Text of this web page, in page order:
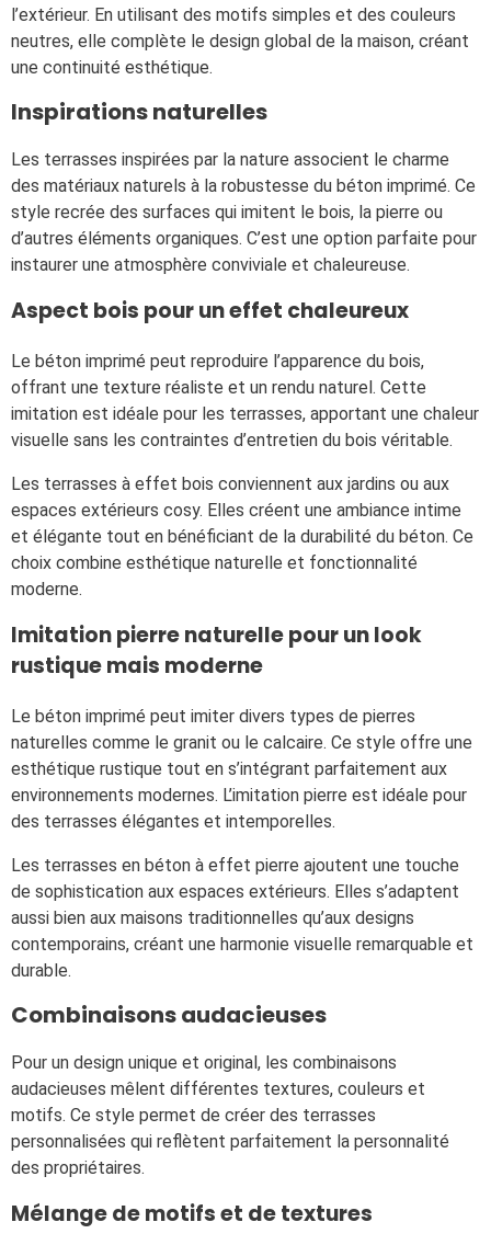
l’extérieur. En utilisant des motifs simples et des couleurs
neutres, elle complète le design global de la maison, créant
une continuité esthétique.
Inspirations naturelles
Les terrasses inspirées par la nature associent le charme
des matériaux naturels à la robustesse du béton imprimé. Ce
style recrée des surfaces qui imitent le bois, la pierre ou
d’autres éléments organiques. C’est une option parfaite pour
instaurer une atmosphère conviviale et chaleureuse.
Aspect bois pour un effet chaleureux
Le béton imprimé peut reproduire l’apparence du bois,
offrant une texture réaliste et un rendu naturel. Cette
imitation est idéale pour les terrasses, apportant une chaleur
visuelle sans les contraintes d’entretien du bois véritable.
Les terrasses à effet bois conviennent aux jardins ou aux
espaces extérieurs cosy. Elles créent une ambiance intime
et élégante tout en bénéficiant de la durabilité du béton. Ce
choix combine esthétique naturelle et fonctionnalité
moderne.
Imitation pierre naturelle pour un look
rustique mais moderne
Le béton imprimé peut imiter divers types de pierres
naturelles comme le granit ou le calcaire. Ce style offre une
esthétique rustique tout en s’intégrant parfaitement aux
environnements modernes. L’imitation pierre est idéale pour
des terrasses élégantes et intemporelles.
Les terrasses en béton à effet pierre ajoutent une touche
de sophistication aux espaces extérieurs. Elles s’adaptent
aussi bien aux maisons traditionnelles qu’aux designs
contemporains, créant une harmonie visuelle remarquable et
durable.
Combinaisons audacieuses
Pour un design unique et original, les combinaisons
audacieuses mêlent différentes textures, couleurs et
motifs. Ce style permet de créer des terrasses
personnalisées qui reflètent parfaitement la personnalité
des propriétaires.
Mélange de motifs et de textures